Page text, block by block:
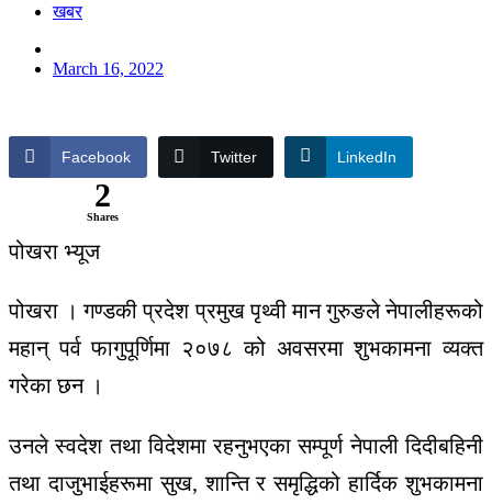
खबर
March 16, 2022
Facebook Twitter LinkedIn
2
Shares
पोखरा भ्यूज
पोखरा । गण्डकी प्रदेश प्रमुख पृथ्वी मान गुरुङले नेपालीहरूको
महान् पर्व फागुपूर्णिमा २०७८ को अवसरमा शुभकामना व्यक्त
गरेका छन ।
उनले स्वदेश तथा विदेशमा रहनुभएका सम्पूर्ण नेपाली दिदीबहिनी
तथा दाजुभाईहरूमा सुख, शान्ति र समृद्धिको हार्दिक शुभकामना